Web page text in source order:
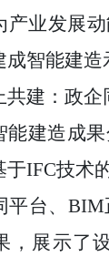
产业发展
智能建造
共建：政企
能建造成
于IFC技术
台、 BIM
，展示了